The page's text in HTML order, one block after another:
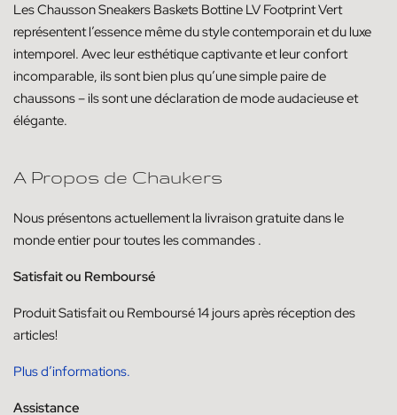
Les Chausson Sneakers Baskets Bottine LV Footprint Vert
représentent l’essence même du style contemporain et du luxe
intemporel. Avec leur esthétique captivante et leur confort
incomparable, ils sont bien plus qu’une simple paire de
chaussons – ils sont une déclaration de mode audacieuse et
élégante.
A Propos de Chaukers
Nous présentons actuellement la livraisongratuite dans le
monde entier pour toutes les commandes .
Satisfait ou Remboursé
ProduitSatisfait ou Remboursé14joursaprès réception des
articles!
Plus d’informations.
Assistance